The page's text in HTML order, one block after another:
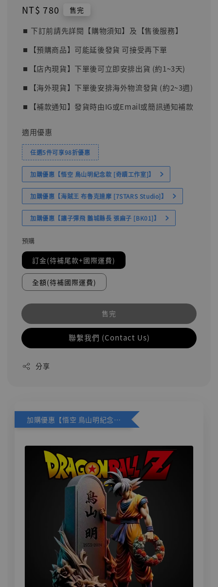
Regular
NT$ 780 售完
⏹︎ 下訂前請先詳閱【購物須知】及【售後服務】
⏹︎【預購商品】可能延後發貨 可接受再下單
⏹︎【店內現貨】下單後可立即安排出貨 (約1~3天)
⏹︎【海外現貨】下單後安排海外物流發貨 (約2~3週)
⏹︎【補款通知】發貨時由IG或Email或簡訊通知補款
適用優惠
任選5件可享98折優惠
加購優惠【悟空 鳥山明紀念款 [奇蹟工作室]】
加購優惠【海賊王 布魯克達摩 [7STARS Studio]】
加購優惠【讓子彈飛 鵝城縣長 張麻子 [BK01]】
預購
訂金(待補尾款+國際運費)
全額(待補國際運費)
售完
聯繫我們 (Contact Us)
分享
加購優惠【悟空 鳥山明紀念款 [奇蹟工作室]】